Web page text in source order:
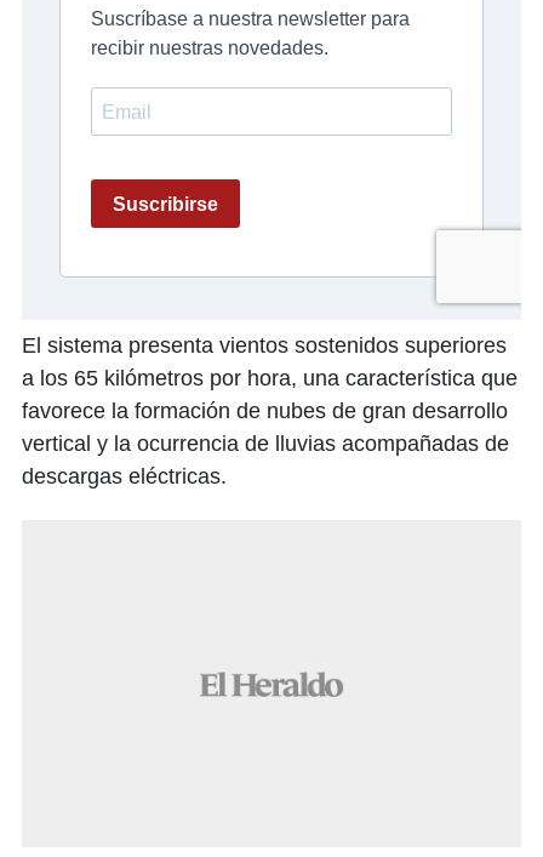
El sistema presenta vientos sostenidos superiores
a los 65 kilómetros por hora, una característica que
favorece la formación de nubes de gran desarrollo
vertical y la ocurrencia de lluvias acompañadas de
descargas eléctricas.